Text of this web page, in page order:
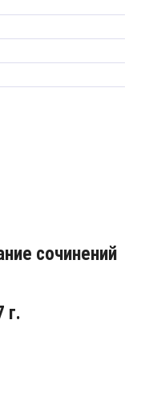
сочинений
г.